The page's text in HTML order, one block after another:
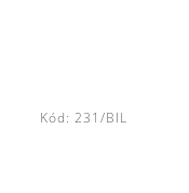
Kód: 231/BIL